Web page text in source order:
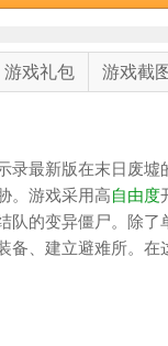
游戏礼包 游戏截图
录最新版在末日废
。游戏采用高自由度
队的变异僵尸。除
备、建立避难所。在